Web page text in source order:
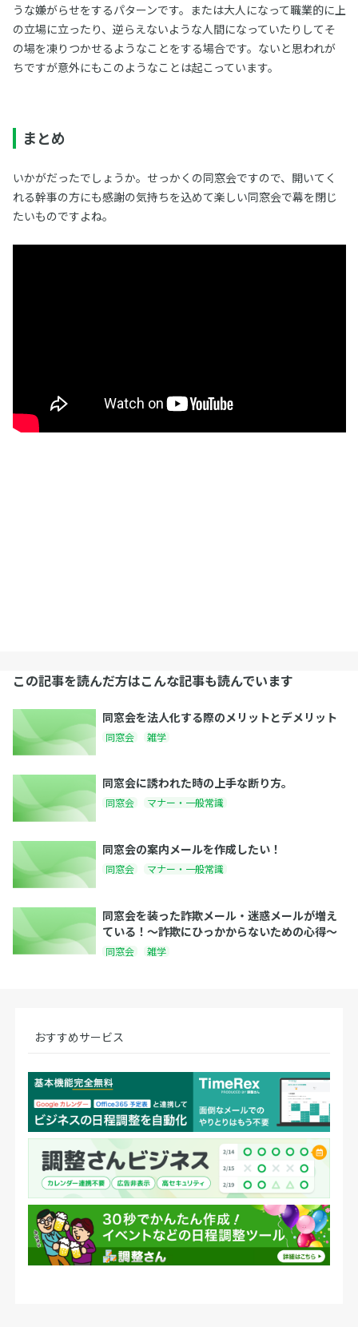
うな嫌がらせをするパターンです。または大人になって職業的に上
の立場に立ったり、逆らえないような人間になっていたりしてそ
の場を凍りつかせるようなことをする場合です。ないと思われが
ちですが意外にもこのようなことは起こっています。
まとめ
いかがだったでしょうか。せっかくの同窓会ですので、開いてく
れる幹事の方にも感謝の気持ちを込めて楽しい同窓会で幕を閉じ
たいものですよね。
この記事を読んだ方はこんな記事も読んでいます
同窓会を法人化する際のメリットとデメリット
同窓会 雑学
同窓会に誘われた時の上手な断り方。
同窓会 マナー・一般常識
同窓会の案内メールを作成したい！
同窓会 マナー・一般常識
同窓会を装った詐欺メール・迷惑メールが増え
ている！〜詐欺にひっかからないための心得〜
同窓会 雑学
おすすめサービス